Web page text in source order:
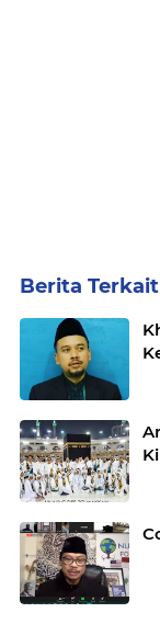
Berita Terkait